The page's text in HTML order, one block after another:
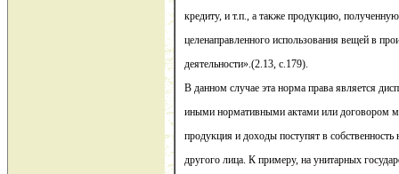
кредиту, и т.п., а также продукцию, полученную
целенаправленного использования вещей в
деятельности».(2.13, с.179).
В данном случае эта норма права является
иными нормативными актами или договором
продукция и доходы поступят в собственность
другого лица. К примеру, на унитарных